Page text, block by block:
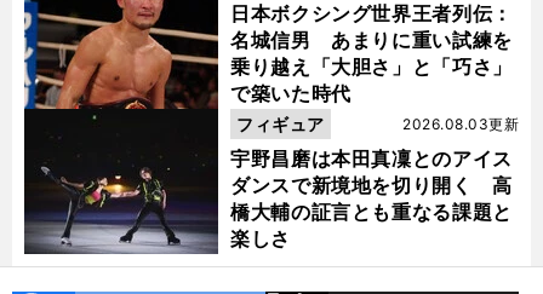
日本ボクシング世界王者列伝：
名城信男 あまりに重い試練を
乗り越え「大胆さ」と「巧さ」
で築いた時代
宇野昌磨は本田真凜とのアイス
ダンスで新境地を切り開く 高
橋大輔の証言とも重なる課題と
楽しさ
2026.08.03更新
フィギュア